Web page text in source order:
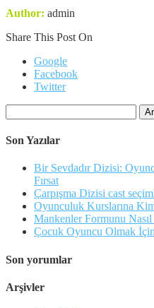
Author: admin
Share This Post On
Google
Facebook
Twitter
Son Yazılar
Bir Sevdadır Dizisi:
Fırsat
Çarpışma Dizisi cast
Oyunculuk Kurslarına
Mankenler Formunu
Çocuk Oyuncu Olmak
Son yorumlar
Arşivler